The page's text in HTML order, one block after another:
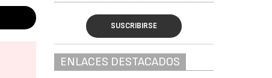
SUSCRIBIRSE
ENLACES DESTACADOS